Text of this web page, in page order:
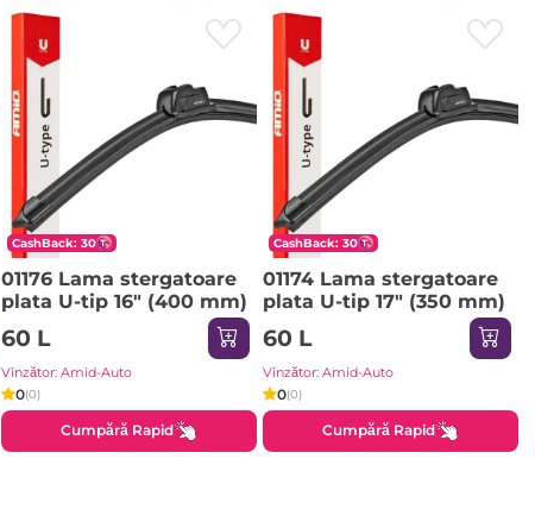
CashBack: 30
01176 Lama stergatoare
plata U-tip 16" (400 mm)
60 L
Vînzător: Amid-Auto
0(0)
Cumpără Rapid
CashBack: 30
01174 Lama stergatoare
plata U-tip 17" (350 mm)
60 L
Vînzător: Amid-Auto
0(0)
Cumpără Rapid